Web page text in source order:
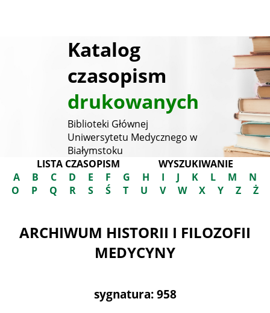
Katalog
czasopism
drukowanych
Biblioteki Głównej
Uniwersytetu Medycznego w
Białymstoku
LISTA CZASOPISM
WYSZUKIWANIE
A
B C D E F G H I J K L M
N
O
P Q R S Ś T U V W X Y Z Ż
ARCHIWUM HISTORII I FILOZOFII
MEDYCYNY
sygnatura: 958